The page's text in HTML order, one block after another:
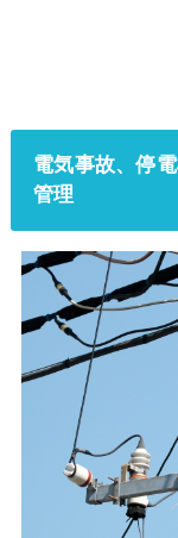
電気事故、停
管理